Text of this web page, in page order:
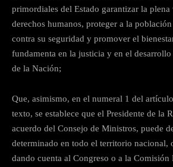
primordiales del Estado garantizar la
derechos humanos, proteger a la población
contra su seguridad y promover el
fundamenta en la justicia y en el
de la Nación;
Que, asimismo, en el numeral 1 del
texto, se establece que el Presidente de la
acuerdo del Consejo de Ministros, puede
determinado en todo el territorio nacional,
dando cuenta al Congreso o a la Comisión